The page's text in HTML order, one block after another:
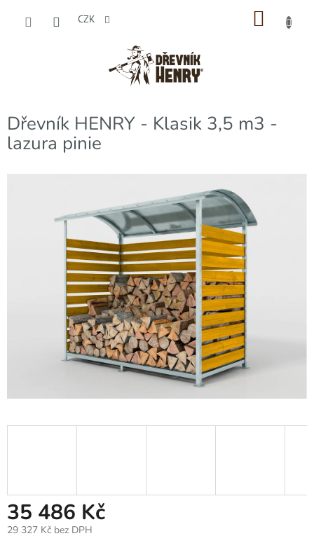
CZK
Dřevník HENRY - Klasik 3,5 m3 -
lazura pinie
35 486 Kč
29 327 Kč bez DPH